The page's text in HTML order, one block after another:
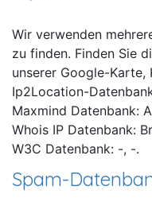
Wir verwenden
zu finden. Finden Sie
unserer Google-Karte,
Ip2Location-
Maxmind Datenbank:
Whois IP Datenbank:
W3C Datenbank: -, -.
Spam-